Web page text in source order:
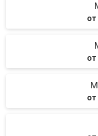
от
от
от